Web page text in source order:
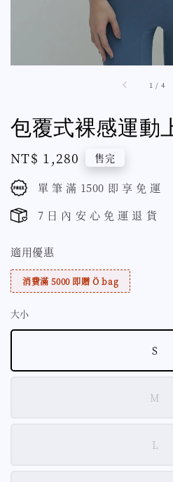
1 / 4
包覆式裸感運動
Regular
price
NT$ 1,280 售完
單 筆 滿 1500 即 享 免 運
7 日 內 安 心 免 運 退 貨
適用優惠
消費滿 5000 即贈 Ö bag
大小
S
M
L